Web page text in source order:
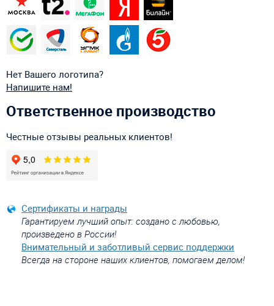
Нет Вашего логотипа?
Напишите нам!
Ответственное производство
Честные отзывы реальных клиентов!
Сертификаты и награды
Гарантируем лучший опыт: создано с любовью,
произведено в России!
Внимательный и заботливый сервис поддержки
Всегда на стороне наших клиентов, помогаем делом!